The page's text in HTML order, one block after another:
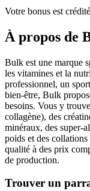
Votre bonus est
À propos de
Bulk est une marque
les vitamines et la
professionnel, un
bien-être, Bulk
besoins. Vous y
collagène), des
minéraux, des super-
poids et des
qualité à des prix
de production.
Trouver un